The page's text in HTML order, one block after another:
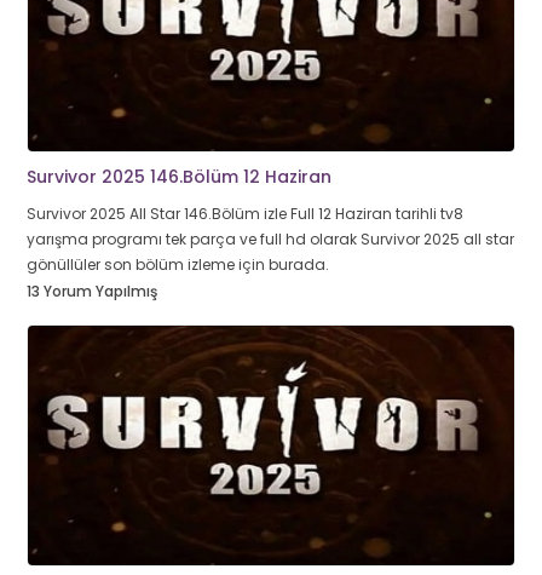
Survivor 2025 146.Bölüm 12 Haziran
Survivor 2025 All Star 146.Bölüm izle Full 12 Haziran tarihli tv8
yarışma programı tek parça ve full hd olarak Survivor 2025 all star
gönüllüler son bölüm izleme için burada.
13 Yorum Yapılmış